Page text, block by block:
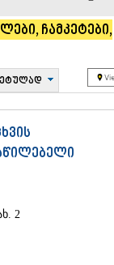
ჩამკეტები,
2